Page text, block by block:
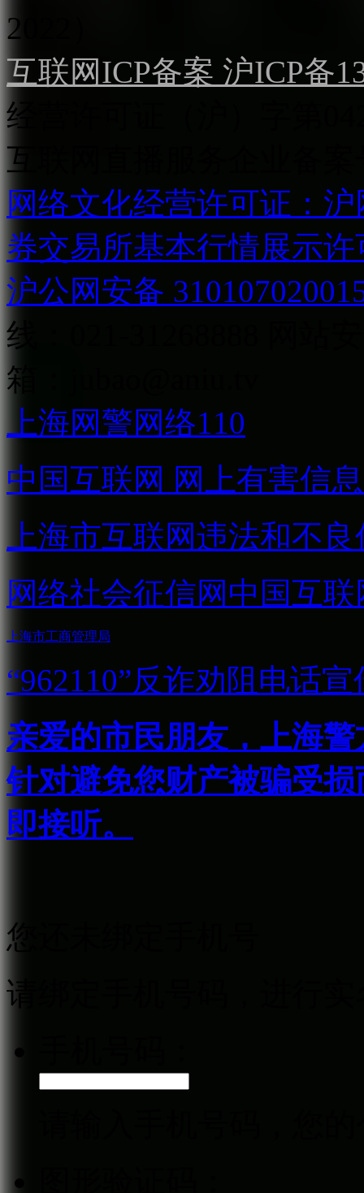
2022）
互联网ICP备案 沪ICP备
经营许可证（沪）字第
互联网直播服务企业备案
网络文化经营许可证：
券交易所基本行情展示许
沪公网安备
线：021-31268888
箱：
上海网警网络110
中国互联网 网上有害信
上海市互联网违法和不
网络社会征信网 中国互
上海市工商管理局
“962110”反诈劝阻电话宣
亲爱的市民朋友，上海
针对避免您财产被骗受
即接听。
您还未绑定手机号
请绑定手机号码，进行